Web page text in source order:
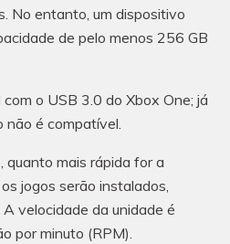
No entanto, um dispositivo
de pelo menos 256 GB
o USB 3.0 do Xbox One; já
não é compatível.
quanto mais rápida for a
jogos serão instalados,
velocidade da unidade é
por minuto (RPM).